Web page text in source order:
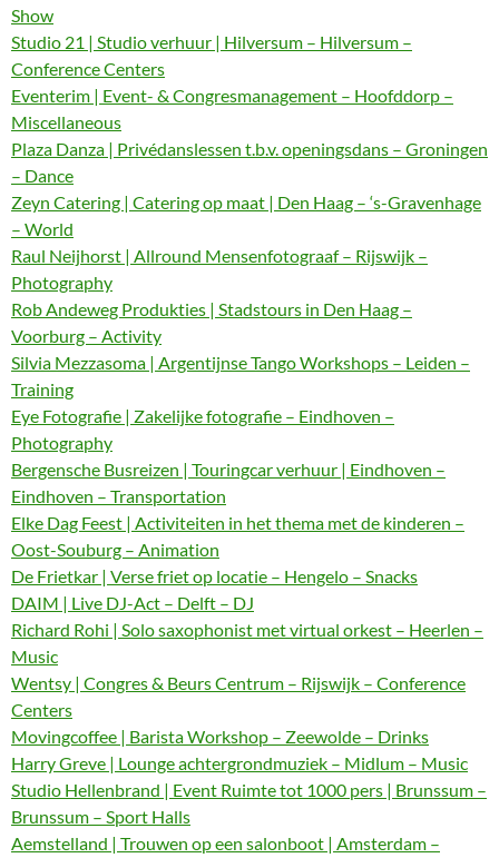
Show
Studio 21 | Studio verhuur | Hilversum – Hilversum –
Conference Centers
Eventerim | Event- & Congresmanagement – Hoofddorp –
Miscellaneous
Plaza Danza | Privédanslessen t.b.v. openingsdans – Groningen
– Dance
Zeyn Catering | Catering op maat | Den Haag – ‘s-Gravenhage
– World
Raul Neijhorst | Allround Mensenfotograaf – Rijswijk –
Photography
Rob Andeweg Produkties | Stadstours in Den Haag –
Voorburg – Activity
Silvia Mezzasoma | Argentijnse Tango Workshops – Leiden –
Training
Eye Fotografie | Zakelijke fotografie – Eindhoven –
Photography
Bergensche Busreizen | Touringcar verhuur | Eindhoven –
Eindhoven – Transportation
Elke Dag Feest | Activiteiten in het thema met de kinderen –
Oost-Souburg – Animation
De Frietkar | Verse friet op locatie – Hengelo – Snacks
DAIM | Live DJ-Act – Delft – DJ
Richard Rohi | Solo saxophonist met virtual orkest – Heerlen –
Music
Wentsy | Congres & Beurs Centrum – Rijswijk – Conference
Centers
Movingcoffee | Barista Workshop – Zeewolde – Drinks
Harry Greve | Lounge achtergrondmuziek – Midlum – Music
Studio Hellenbrand | Event Ruimte tot 1000 pers | Brunssum –
Brunssum – Sport Halls
Aemstelland | Trouwen op een salonboot | Amsterdam –